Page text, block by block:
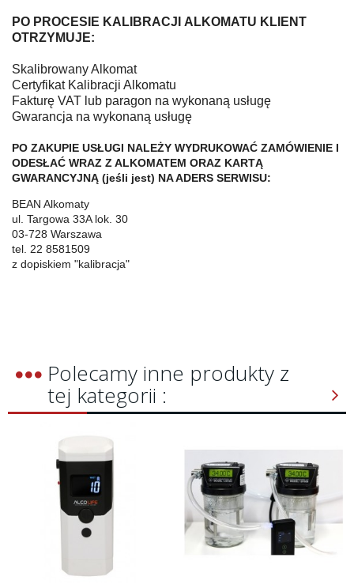
PO PROCESIE KALIBRACJI ALKOMATU KLIENT
OTRZYMUJE:
Skalibrowany Alkomat
Certyfikat Kalibracji Alkomatu
Fakturę VAT lub paragon na wykonaną usługę
Gwarancja na wykonaną usługę
PO ZAKUPIE USŁUGI NALEŻY WYDRUKOWAĆ ZAMÓWIENIE I
ODESŁAĆ WRAZ Z ALKOMATEM ORAZ KARTĄ
GWARANCYJNĄ (jeśli jest) NA ADERS SERWISU:
BEAN Alkomaty
ul. Targowa 33A lok. 30
03-728 Warszawa
tel. 22 8581509
z dopiskiem "kalibracja"
Polecamy inne produkty z
tej kategorii :